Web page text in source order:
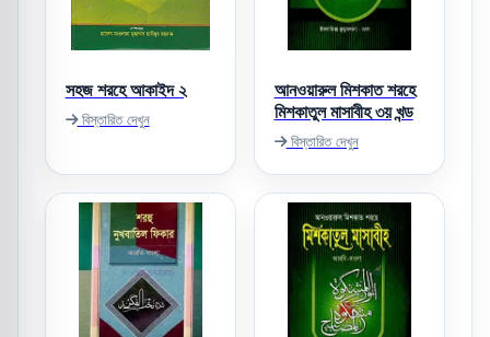
সহজ শরহে আকাইদ ২
বিস্তারিত দেখুন
আনওয়ারুল মিশকাত শরহে
মিশকাতুল মাসাবীহ ৩য় খন্ড
বিস্তারিত দেখুন